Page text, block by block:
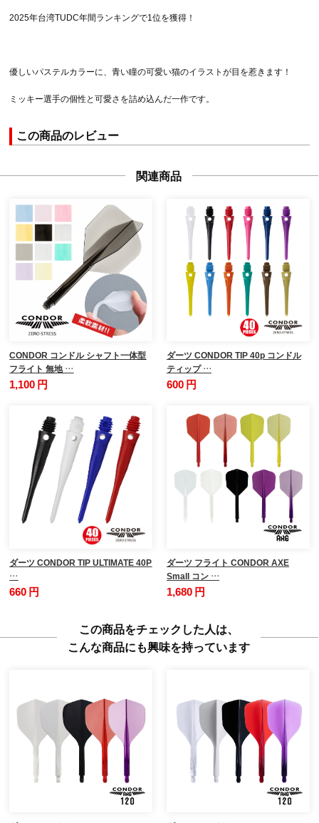
2025年台湾TUDC年間ランキングで1位を獲得！
優しいパステルカラーに、青い瞳の可愛い猫のイラストが目を惹きます！
ミッキー選手の個性と可愛さを詰め込んだ一作です。
この商品のレビュー
関連商品
CONDOR コンドル シャフト一体型
フライト 無地 …
1,100 円
ダーツ CONDOR TIP 40p コンドル
ティップ …
600 円
ダーツ CONDOR TIP ULTIMATE 40P
…
660 円
ダーツ フライト CONDOR AXE
Small コン …
1,680 円
この商品をチェックした人は、
こんな商品にも興味を持っています